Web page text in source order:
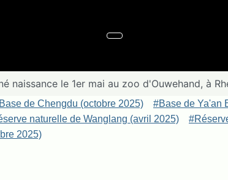
naissance le 1er mai au zoo d'Ouwehand, à
de Chengdu (octobre 2025)
#Base de Ya'an
naturelle de Wanglang (avril 2025)
2025)